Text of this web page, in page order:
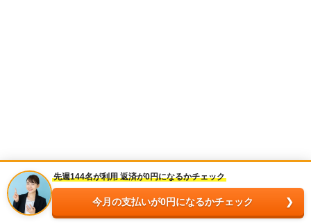
先週144名が利用 返済が0円になるかチェック
今月の支払いが0円になるかチェック